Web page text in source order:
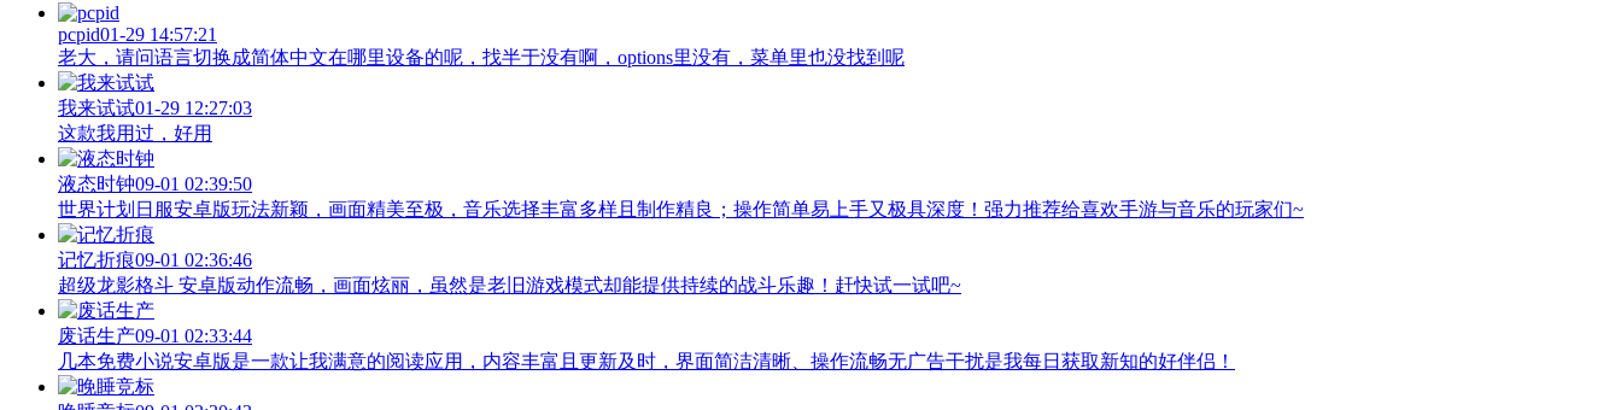
pcpid01-29 14:57:21
老大，请问语言切换成简体中文在哪里设备的呢，找半于没有啊，options里没有，菜单里也没找到呢
我来试试01-29 12:27:03
这款我用过，好用
液态时钟09-01 02:39:50
世界计划日服安卓版玩法新颖，画面精美至极，音乐选择丰富多样且制作精良；操作简单易上手又极具深度！强力推荐给喜欢手游与音乐的玩家们~
记忆折痕09-01 02:36:46
超级龙影格斗 安卓版动作流畅，画面炫丽，虽然是老旧游戏模式却能提供持续的战斗乐趣！赶快试一试吧~
废话生产09-01 02:33:44
几本免费小说安卓版是一款让我满意的阅读应用，内容丰富且更新及时，界面简洁清晰、操作流畅无广告干扰是我每日获取新知的好伴侣！